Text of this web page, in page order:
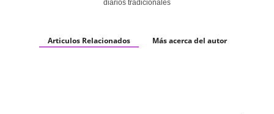
diarios tradicionales
Articulos Relacionados Más acerca del autor